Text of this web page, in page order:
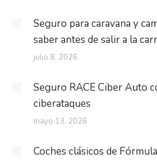
Seguro para caravana y
saber antes de salir a la
julio 8, 2026
Seguro RACE Ciber Auto
ciberataques
mayo 13, 2026
Coches clásicos de